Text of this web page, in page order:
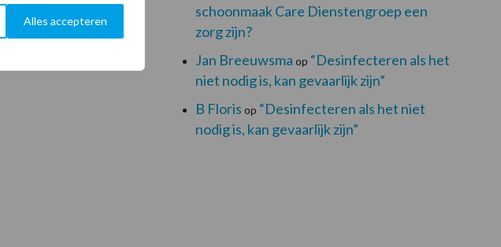
Alles accepteren
schoonmaak Care Dienstengroep een
zorg zijn?
Jan Breeuwsma op “Desinfecteren als het
niet nodig is, kan gevaarlijk zijn”
B Floris op “Desinfecteren als het niet
nodig is, kan gevaarlijk zijn”